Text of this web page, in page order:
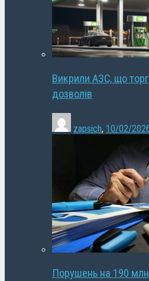
Викрили АЗС, що
дозволів
zapsich, 10/02/
Порушень на 190